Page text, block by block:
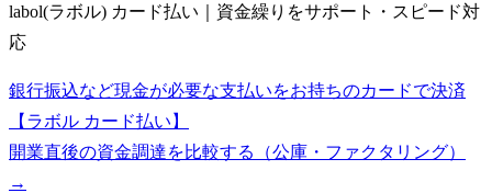
labol(ラボル) カード払い｜資金繰りをサポート・スピード対
応
銀行振込など現金が必要な支払いをお持ちのカードで決済
【ラボル カード払い】
開業直後の資金調達を比較する（公庫・ファクタリング）
→